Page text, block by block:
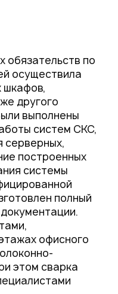
обязательств по
осуществила
шкафов,
другого
выполнены
систем СКС,
серверных,
построенных
системы
полный
офисного
этом сварка